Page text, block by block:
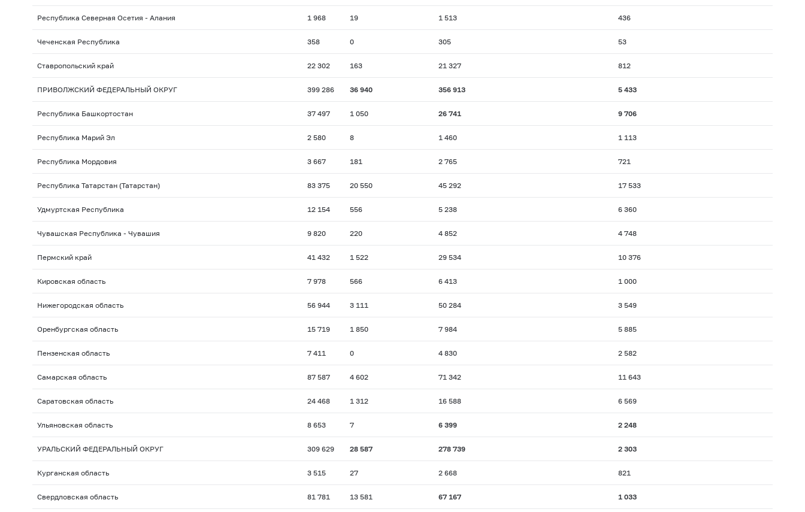
Республика Северная Осетия - Алания 1 968 19 1 513 436
Чеченская Республика 358 0 305 53
Ставропольский край 22 302 163 21 327 812
ПРИВОЛЖСКИЙ ФЕДЕРАЛЬНЫЙ ОКРУГ 399 286 36 940 356 913 5 433
Республика Башкортостан 37 497 1 050 26 741 9 706
Республика Марий Эл 2 580 8 1 460 1 113
Республика Мордовия 3 667 181 2 765 721
Республика Татарстан (Татарстан) 83 375 20 550 45 292 17 533
Удмуртская Республика 12 154 556 5 238 6 360
Чувашская Республика - Чувашия 9 820 220 4 852 4 748
Пермский край 41 432 1 522 29 534 10 376
Кировская область 7 978 566 6 413 1 000
Нижегородская область 56 944 3 111 50 284 3 549
Оренбургская область 15 719 1 850 7 984 5 885
Пензенская область 7 411 0 4 830 2 582
Самарская область 87 587 4 602 71 342 11 643
Саратовская область 24 468 1 312 16 588 6 569
Ульяновская область 8 653 7 6 399 2 248
УРАЛЬСКИЙ ФЕДЕРАЛЬНЫЙ ОКРУГ 309 629 28 587 278 739 2 303
Курганская область 3 515 27 2 668 821
Свердловская область 81 781 13 581 67 167 1 033